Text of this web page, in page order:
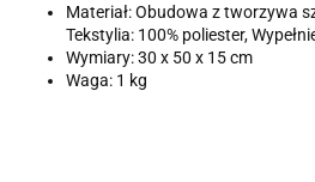
Materiał: Obudowa z tworzywa
Tekstylia: 100% poliester,
Wymiary: 30 x 50 x 15 cm
Waga: 1 kg